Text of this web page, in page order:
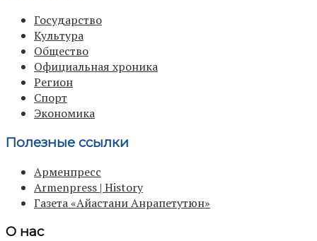
Государство
Культура
Общество
Официальная хроника
Регион
Спорт
Экономика
Полезные ссылки
Арменпресс
Armenpress | History
Газета «Айастани Анрапетутюн»
О нас